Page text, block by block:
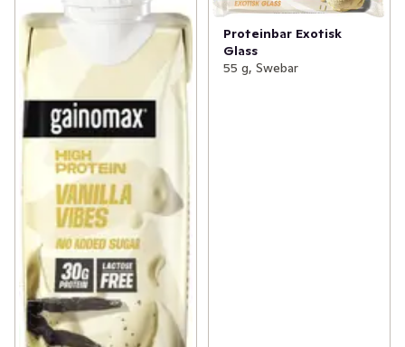
Proteinbar Exotisk
Glass
55 g, Swebar